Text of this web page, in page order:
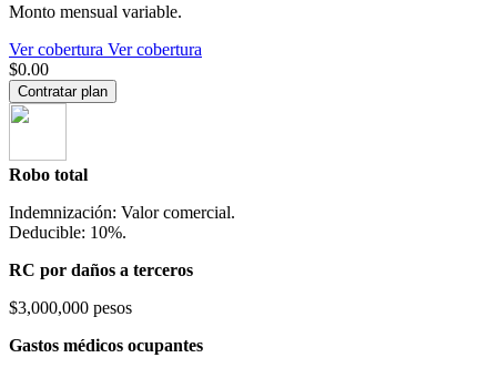
Monto mensual variable.
Ver cobertura Ver cobertura
$0.00
Contratar plan
Robo total
Indemnización: Valor comercial.
Deducible: 10%.
RC por daños a terceros
$3,000,000 pesos
Gastos médicos ocupantes